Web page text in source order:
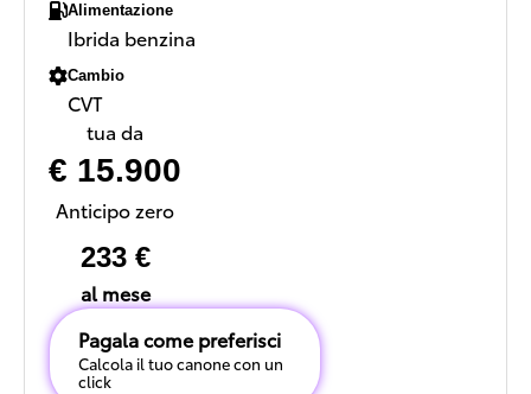
Alimentazione
Ibrida benzina
Cambio
CVT
tua da
€ 15.900
Anticipo zero
233 €
al mese
Pagala come preferisci
Calcola il tuo canone con un
click